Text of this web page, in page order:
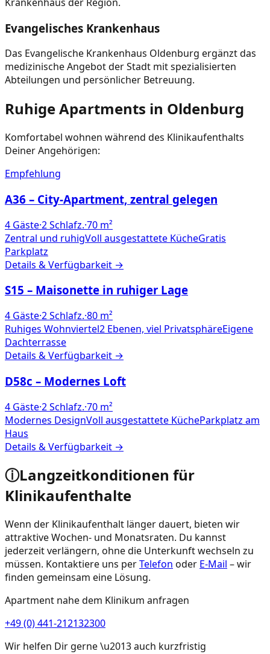
Evangelisches Krankenhaus
Das Evangelische Krankenhaus Oldenburg ergänzt das
medizinische Angebot der Stadt mit spezialisierten
Abteilungen und persönlicher Betreuung.
Ruhige Apartments in Oldenburg
Komfortabel wohnen während des Klinikaufenthalts
Deiner Angehörigen:
Empfehlung
A36 – City-Apartment, zentral gelegen
4 Gäste·2Schlafz.·70 m²
Zentral und ruhigVoll ausgestattete KücheGratis
Parkplatz
Details & Verfügbarkeit →
S15 – Maisonette in ruhiger Lage
4 Gäste·2Schlafz.·80 m²
Ruhiges Wohnviertel2 Ebenen, viel PrivatsphäreEigene
Dachterrasse
Details & Verfügbarkeit →
D58c – Modernes Loft
4 Gäste·2Schlafz.·70 m²
Modernes DesignVoll ausgestattete KücheParkplatz am
Haus
Details & Verfügbarkeit →
ⓘLangzeitkonditionen für
Klinikaufenthalte
Wenn der Klinikaufenthalt länger dauert, bieten wir
attraktive Wochen- und Monatsraten. Du kannst
jederzeit verlängern, ohne die Unterkunft wechseln zu
müssen. Kontaktiere uns perTelefon oder E-Mail – wir
finden gemeinsam eine Lösung.
Apartment nahe dem Klinikum anfragen
+49 (0) 441-212132300
Wir helfen Dir gerne \u2013 auch kurzfristig